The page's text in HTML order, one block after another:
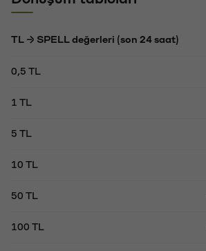
TL → SPELL değerleri (son 24 saat)
0,5 TL
1 TL
5 TL
10 TL
50 TL
100 TL